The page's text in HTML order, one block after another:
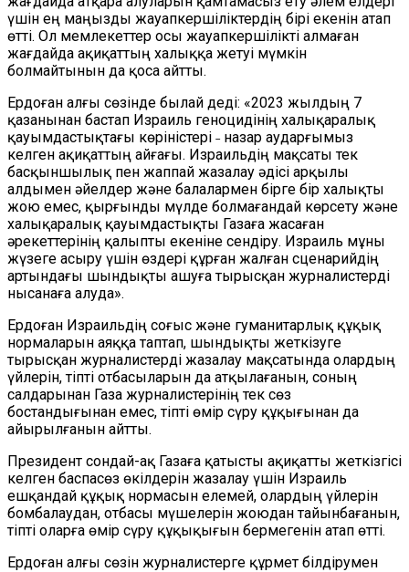
үшін ең маңызды жауапкершіліктердің бірі екенін атап
өтті. Ол мемлекеттер осы жауапкершілікті алмаған
жағдайда ақиқаттың халыққа жетуі мүмкін
болмайтынын да қоса айтты.
Ердоған алғы сөзінде былай деді: «2023 жылдың 7
қазанынан бастап Израиль геноцидінің халықаралық
қауымдастықтағы көріністері ˗ назар аударғымыз
келген ақиқаттың айғағы. Израильдің мақсаты тек
басқыншылық пен жаппай жазалау әдісі арқылы
алдымен әйелдер және балалармен бірге бір халықты
жою емес, қырғынды мүлде болмағандай көрсету және
халықаралық қауымдастықты Газаға жасаған
әрекеттерінің қалыпты екеніне сендіру. Израиль мұны
жүзеге асыру үшін өздері құрған жалған сценарийдің
артындағы шындықты ашуға тырысқан журналистерді
нысанаға алуда».
Ердоған Израильдің соғыс және гуманитарлық құқық
нормаларын аяққа таптап, шындықты жеткізуге
тырысқан журналистерді жазалау мақсатында олардың
үйлерін, тіпті отбасыларын да атқылағанын, соның
салдарынан Газа журналистерінің тек сөз
бостандығынан емес, тіпті өмір сүру құқығынан да
айырылғанын айтты.
Президент сондай-ақ Газаға қатысты ақиқатты жеткізгісі
келген баспасөз өкілдерін жазалау үшін Израиль
ешқандай құқық нормасын елемей, олардың үйлерін
бомбалаудан, отбасы мүшелерін жоюдан тайынбағанын,
тіпті оларға өмір сүру құқықығын бермегенін атап өтті.
Ердоған алғы сөзін журналистерге құрмет білдірумен